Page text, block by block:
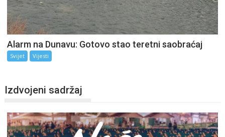
Alarm na Dunavu: Gotovo stao teretni saobraćaj
Svijet Vijesti
Izdvojeni sadržaj